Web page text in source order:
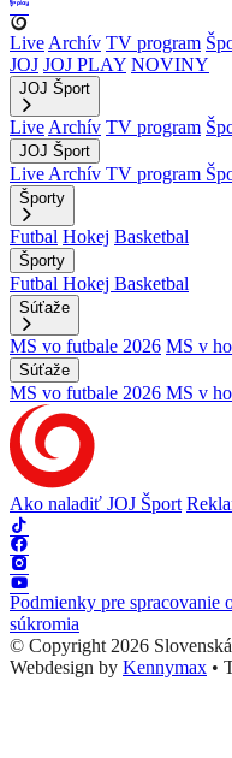
Live Archív TV program
JOJ JOJ PLAY NOVINY
JOJ Šport
Live Archív TV program
JOJ Šport
Live Archív TV program
Športy
Futbal Hokej Basketbal
Športy
Futbal Hokej Basketbal
Súťaže
MS vo futbale 2026 MS v
Súťaže
MS vo futbale 2026 MS v
Ako naladiť JOJ Šport
Podmienky pre spracovanie
súkromia
© Copyright 2026
Webdesign by Kennymax •